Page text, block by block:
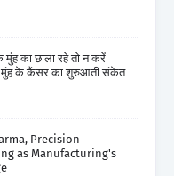
मुंह का छाला रहे तो न करें
मुंह के कैंसर का शुरुआती संकेत
Precision
as Manufacturing's